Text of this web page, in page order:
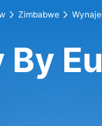
Zimbabwe
By